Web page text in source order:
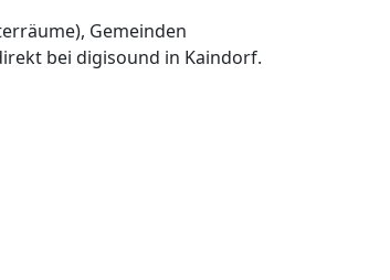
Gemeinden
bei digisound in Kaindorf.